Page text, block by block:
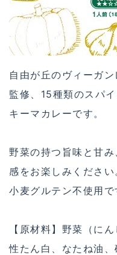
自由が丘のヴィーガン
監修、15種類のスパ
キーマカレーです。
野菜の持つ旨味と甘
感をお楽しみくださ
小麦グルテン不使用で
【原材料】野菜（に
性たん白、なたね油